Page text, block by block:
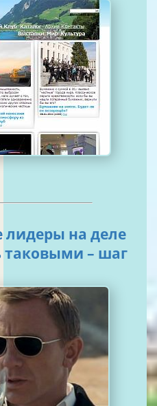
на деле
таковыми – шаг